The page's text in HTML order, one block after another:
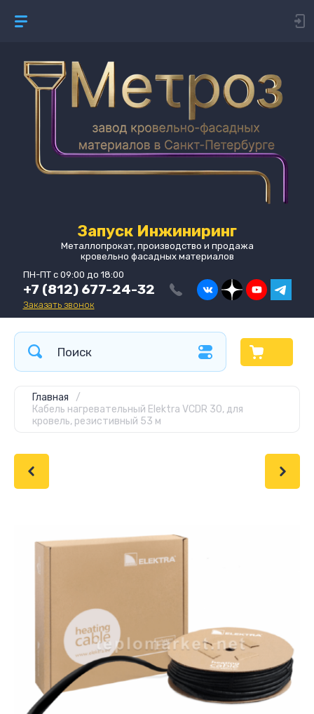
Запуск Инжиниринг
Металлопрокат, производство и продажа
кровельно фасадных материалов
ПН-ПТ с 09:00 до 18:00
+7 (812) 677-24-32
Заказать звонок
Главная
/
Кабель нагревательный Elektra VCDR 30, для
кровель, резистивный 53 м